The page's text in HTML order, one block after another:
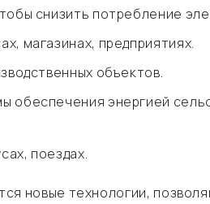
снизить потребление
магазинах, предприятиях.
объектов.
энергией
поездах.
новые технологии,